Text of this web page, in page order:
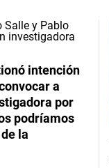
intención
a
por
podríamos
la